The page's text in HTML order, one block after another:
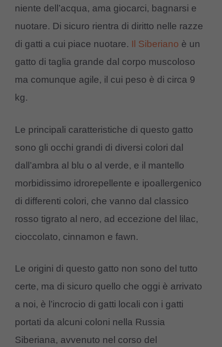
niente dell’acqua, ama giocarci, bagnarsi e
nuotare. Di sicuro rientra di diritto nelle razze
di gatti a cui piace nuotare. Il Siberiano è un
gatto di taglia grande dal corpo muscoloso
ma comunque agile, il cui peso è di circa 9
kg.
Le principali caratteristiche di questo gatto
sono gli occhi grandi di diversi colori dal
dall’ambra al blu o al verde, e il mantello
morbidissimo idrorepellente e ipoallergenico
di differenti colori, che vanno dal classico
rosso tigrato al nero, ad eccezione del lilac,
cioccolato, cinnamon e fawn.
Le origini di questo gatto non sono del tutto
certe, ma di sicuro quello che oggi è arrivato
a noi, è l’incrocio di gatti locali con i gatti
portati da alcuni coloni nella Russia
Siberiana, avvenuto nel corso del